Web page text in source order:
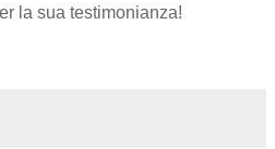
la sua testimonianza!